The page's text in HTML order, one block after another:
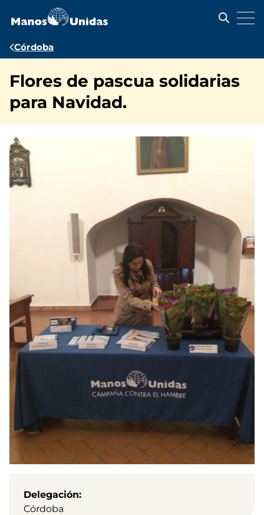
contenido
Ruta
navegación
Córdoba
Flores de pascua solidarias
para Navidad.
Delegación
Córdoba